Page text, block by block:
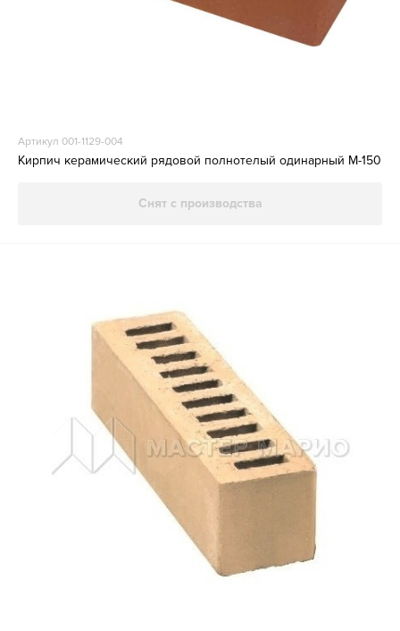
Артикул 001-1129-004
Кирпич керамический рядовой полнотелый одинарный М-150
Снят с производства